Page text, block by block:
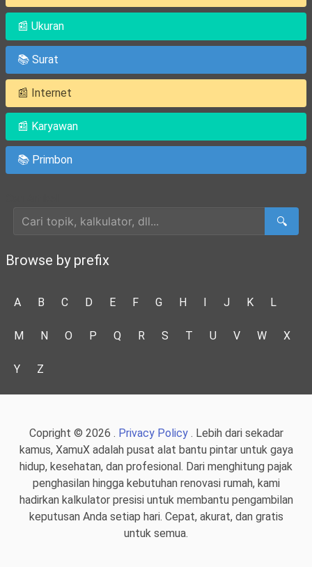
📰 Ukuran
📚 Surat
📰 Internet
📰 Karyawan
📚 Primbon
🔍
Browse by prefix
A B C D E F G H I J K L
M N O P Q R S T U V W X
Y Z
Copright © 2026 . Privacy Policy. Lebih dari sekadar
kamus, XamuX adalah pusat alat bantu pintar untuk gaya
hidup, kesehatan, dan profesional. Dari menghitung pajak
penghasilan hingga kebutuhan renovasi rumah, kami
hadirkan kalkulator presisi untuk membantu pengambilan
keputusan Anda setiap hari. Cepat, akurat, dan gratis
untuk semua.